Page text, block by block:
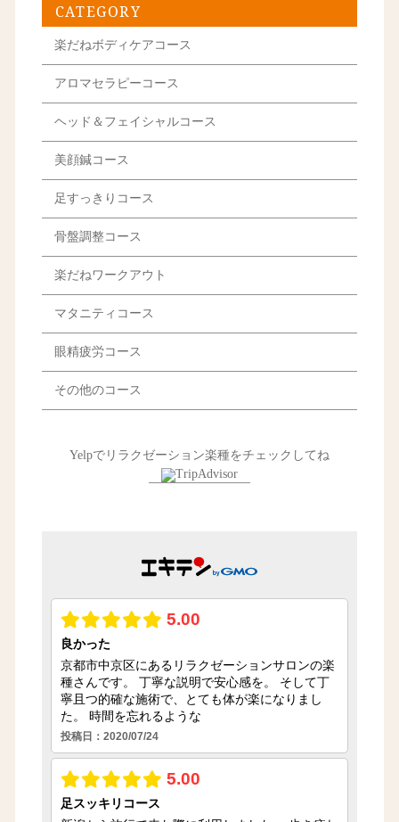
CATEGORY
楽だねボディケアコース
アロマセラピーコース
ヘッド＆フェイシャルコース
美顔鍼コース
足すっきりコース
骨盤調整コース
楽だねワークアウト
マタニティコース
眼精疲労コース
その他のコース
Yelpでリラクゼーション楽種をチェックしてね